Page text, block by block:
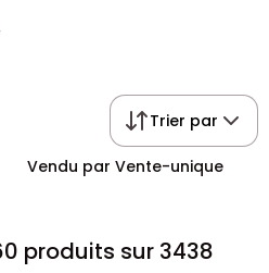
Trier par
Vendu par Vente-unique
produits sur 3438